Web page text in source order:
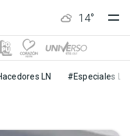
14°
LN #Especiales LN